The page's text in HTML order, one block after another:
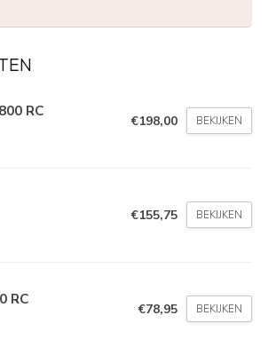
RC
€198,00 BEKIJKEN
€155,75 BEKIJKEN
RC
€78,95 BEKIJKEN